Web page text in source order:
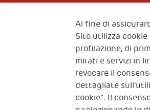
2, Piazza Duca degli Abruzzi 34132
Al fine di
Sito utilizza
profilazione, di
mirati e servizi in
revocare il
dettagliate
cookie". Il